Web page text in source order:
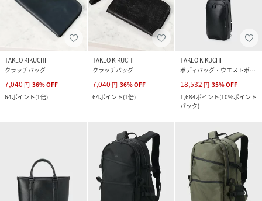
TAKEO KIKUCHI
クラッチバッグ
7,040 円 36%OFF
64ポイント(1倍)
TAKEO KIKUCHI
クラッチバッグ
7,040 円 36%OFF
64ポイント(1倍)
TAKEO KIKUCHI
ボディバッグ・ウエストポーチ
18,532 円 35%OFF
1,684ポイント(10%ポイント
バック)